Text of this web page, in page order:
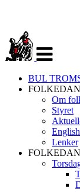
navigasjon
BUL
Om
Styret
English
Lenker